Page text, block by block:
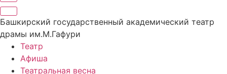
Башкирский государственный академический театр
драмы им.М.Гафури
Театр
Афиша
Театральная весна